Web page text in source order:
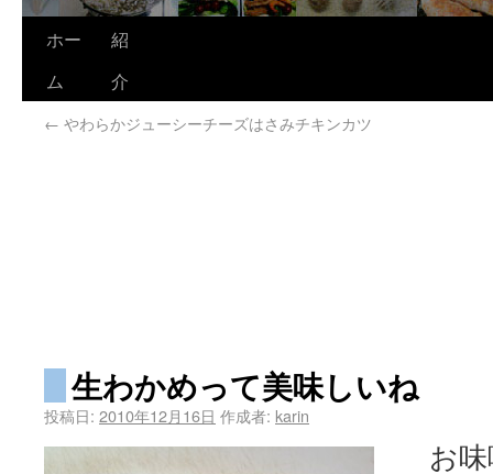
ホー
ム
紹
介
← やわらかジューシーチーズはさみチキンカツ
生わかめって美味しいね
投稿日: 2010年12月16日 作成者: karin
お味